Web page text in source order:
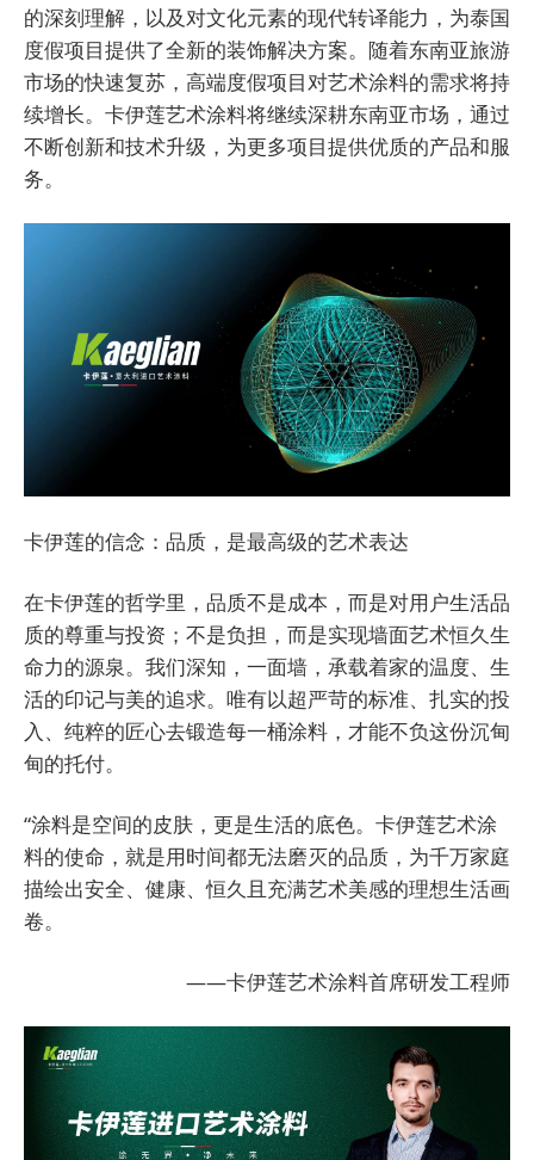
的深刻理解，以及对文化元素的现代转译能力，为泰国
度假项目提供了全新的装饰解决方案。随着东南亚旅游
市场的快速复苏，高端度假项目对艺术涂料的需求将持
续增长。卡伊莲艺术涂料将继续深耕东南亚市场，通过
不断创新和技术升级，为更多项目提供优质的产品和服
务。
卡伊莲的信念：品质，是最高级的艺术表达
在卡伊莲的哲学里，品质不是成本，而是对用户生活品
质的尊重与投资；不是负担，而是实现墙面艺术恒久生
命力的源泉。我们深知，一面墙，承载着家的温度、生
活的印记与美的追求。唯有以超严苛的标准、扎实的投
入、纯粹的匠心去锻造每一桶涂料，才能不负这份沉甸
甸的托付。
“涂料是空间的皮肤，更是生活的底色。卡伊莲艺术涂
料的使命，就是用时间都无法磨灭的品质，为千万家庭
描绘出安全、健康、恒久且充满艺术美感的理想生活画
卷。
——卡伊莲艺术涂料首席研发工程师